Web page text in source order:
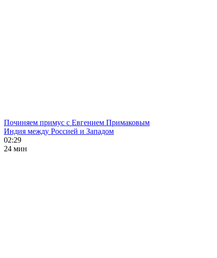
Починяем примус с Евгением Примаковым
Индия между Россией и Западом
02:29
24 мин